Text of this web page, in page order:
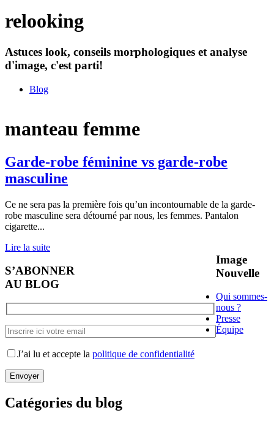
relooking
Astuces look, conseils morphologiques et analyse
d'image, c'est parti!
Blog
manteau femme
Garde-robe féminine vs garde-robe
masculine
Ce ne sera pas la première fois qu’un incontournable de la garde-
robe masculine sera détourné par nous, les femmes. Pantalon
cigarette...
Lire la suite
S’ABONNER
AU BLOG
J’ai lu et accepte la politique de confidentialité
Catégories du blog
Image
Nouvelle
Qui sommes-
nous ?
Presse
Équipe